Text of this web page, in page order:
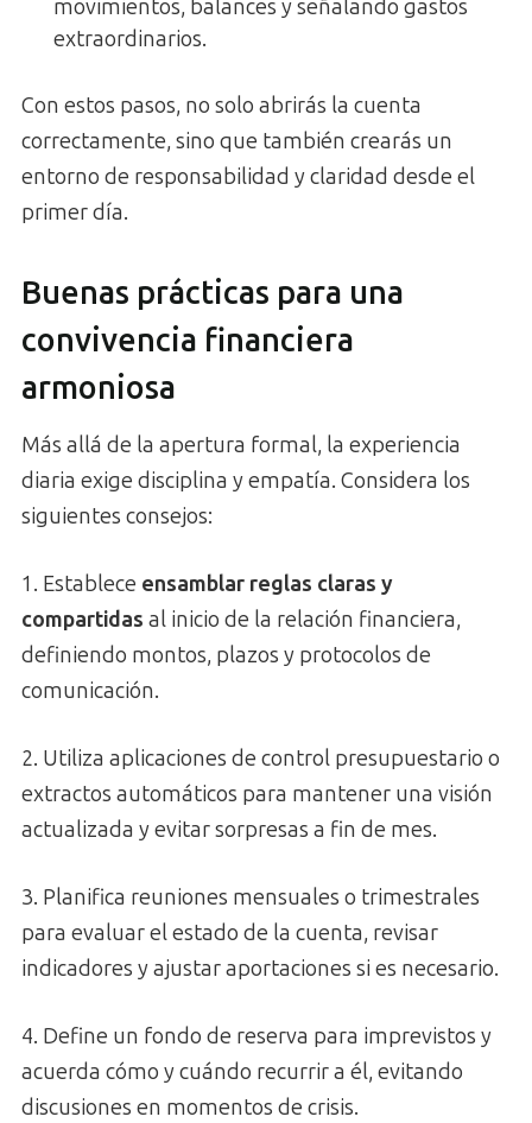
movimientos, balances y señalando gastos
extraordinarios.
Con estos pasos, no solo abrirás la cuenta
correctamente, sino que también crearás un
entorno de responsabilidad y claridad desde el
primer día.
Buenas prácticas para una
convivencia financiera
armoniosa
Más allá de la apertura formal, la experiencia
diaria exige disciplina y empatía. Considera los
siguientes consejos:
1. Establece ensamblar reglas claras y
compartidas al inicio de la relación financiera,
definiendo montos, plazos y protocolos de
comunicación.
2. Utiliza aplicaciones de control presupuestario o
extractos automáticos para mantener una visión
actualizada y evitar sorpresas a fin de mes.
3. Planifica reuniones mensuales o trimestrales
para evaluar el estado de la cuenta, revisar
indicadores y ajustar aportaciones si es necesario.
4. Define un fondo de reserva para imprevistos y
acuerda cómo y cuándo recurrir a él, evitando
discusiones en momentos de crisis.